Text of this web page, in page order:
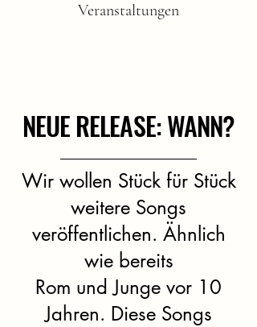
Veranstaltungen
NEUE RELEASE: WANN?
Wir wollen Stück für Stück
weitere Songs
veröffentlichen. Ähnlich
wie bereits
Rom und Junge vor 10
Jahren. Diese Songs